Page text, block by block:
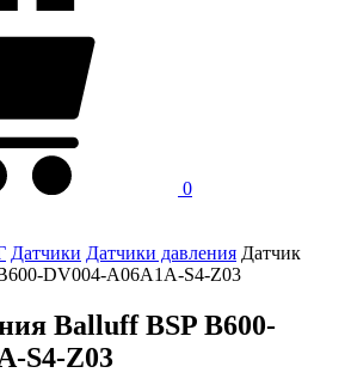
0
Датчики Датчики давления Датчик
DV004-A06A1A-S4-Z03
Balluff BSP B600-
S4-Z03